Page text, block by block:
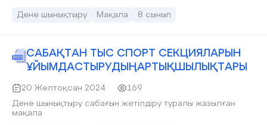
дұрыс ұйымдастырылып, оқушылардың жас
әлеуметтік дамуына да үлкен ықпал етеді.
Дене шынықтыру Мақала 8 сынып
САБАҚТАН ТЫС СПОРТ СЕКЦИЯЛАРЫН
ҰЙЫМДАСТЫРУДЫҢАРТЫҚШЫЛЫҚТАРЫ
20 Желтоқсан 2024
169
Дене шынықтыру сабағын жетілдіру туралы жазылған
мақала